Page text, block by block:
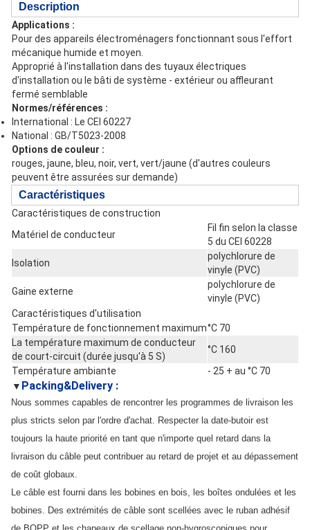
Description
Applications :
Pour des appareils électroménagers fonctionnant sous l'effort
mécanique humide et moyen.
Approprié à l'installation dans des tuyaux électriques
d'installation ou le bâti de système - extérieur ou affleurant
fermé semblable
Normes/références :
International : Le CEI 60227
National : GB/T5023-2008
Options de couleur :
rouges, jaune, bleu, noir, vert, vert/jaune (d'autres couleurs
peuvent être assurées sur demande)
Caractéristiques
Caractéristiques de construction
Matériel de conducteur
Fil fin selon la classe
5 du CEI 60228
Isolation
polychlorure de
vinyle (PVC)
Gaine externe
polychlorure de
vinyle (PVC)
Caractéristiques d'utilisation
Température de fonctionnement maximum°C 70
La température maximum de conducteur
de court-circuit (durée jusqu'à 5 S)
°C 160
Température ambiante
- 25 + au °C 70
▼ Packing&Delivery :
Nous sommes capables de rencontrer les programmes de livraison les
plus stricts selon par l'ordre d'achat. Respecter la date-butoir est
toujours la haute priorité en tant que n'importe quel retard dans la
livraison du câble peut contribuer au retard de projet et au dépassement
de coût globaux.
Le câble est fourni dans les bobines en bois, les boîtes ondulées et les
bobines. Des extrémités de câble sont scellées avec le ruban adhésif